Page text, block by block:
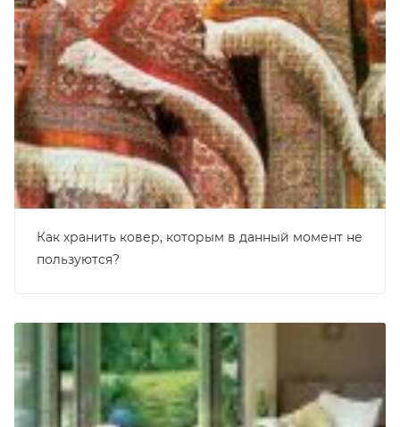
Как хранить ковер, которым в данный момент не
пользуются?